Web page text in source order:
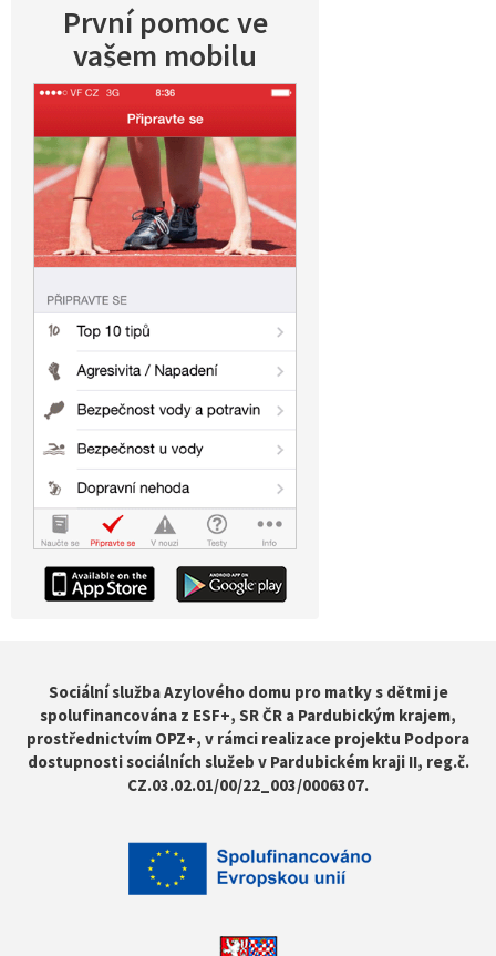
První pomoc ve
vašem mobilu
Sociální služba Azylového domu pro matky s dětmi je
spolufinancována z ESF+, SR ČR a Pardubickým krajem,
prostřednictvím OPZ+, v rámci realizace projektu Podpora
dostupnosti sociálních služeb v Pardubickém kraji II, reg.č.
CZ.03.02.01/00/22_003/0006307.